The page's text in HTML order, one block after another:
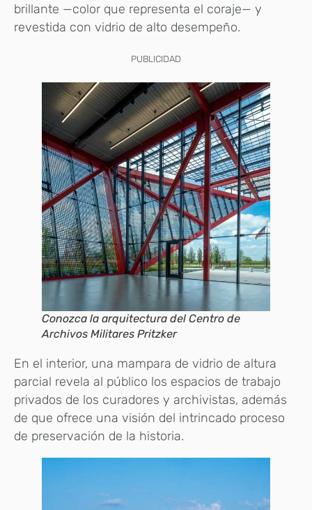
brillante —color que representa el coraje— y
revestida con vidrio de alto desempeño.
PUBLICIDAD
Conozca la arquitectura del Centro de
Archivos Militares Pritzker
En el interior, una mampara de vidrio de altura
parcial revela al público los espacios de trabajo
privados de los curadores y archivistas, además
de que ofrece una visión del intrincado proceso
de preservación de la historia.